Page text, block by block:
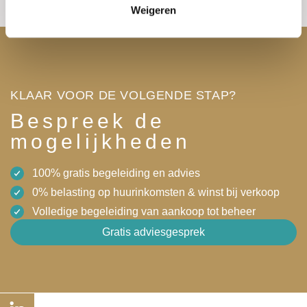
Weigeren
KLAAR VOOR DE VOLGENDE STAP?
Bespreek de
mogelijkheden
100% gratis begeleiding en advies
0% belasting op huurinkomsten & winst bij verkoop
Volledige begeleiding van aankoop tot beheer
Gratis adviesgesprek